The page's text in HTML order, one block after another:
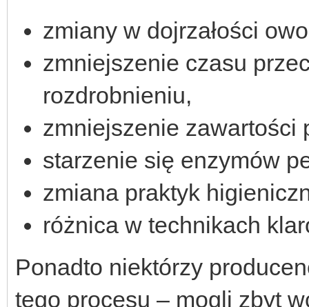
zmiany w dojrzałości
zmniejszenie czasu
rozdrobnieniu,
zmniejszenie zawartości
starzenie się enzymów
zmiana praktyk
różnica w technikach
Ponadto niektórzy
tego procesu – mogli zbyt